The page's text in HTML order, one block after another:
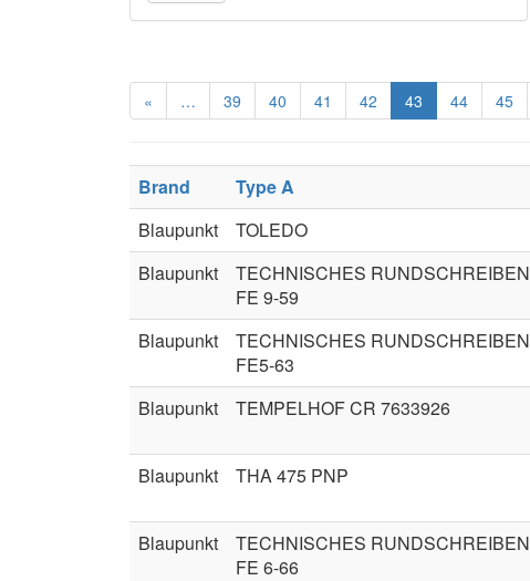
« … 39 40 41 42 43 44 45
Brand Type A
Blaupunkt
TOLEDO
Blaupunkt
TECHNISCHES RUNDSCHREIBEN
FE 9-59
Blaupunkt
TECHNISCHES RUNDSCHREIBEN
FE5-63
Blaupunkt TEMPELHOF CR 7633926
Blaupunkt THA 475 PNP
Blaupunkt
TECHNISCHES RUNDSCHREIBEN
FE 6-66